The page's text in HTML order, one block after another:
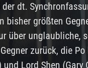
dt.
größten
über unglaubliche,
zurück, die
Lord Shen